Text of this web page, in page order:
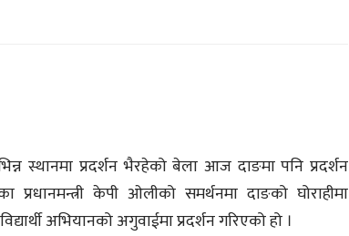
स्थानमा प्रदर्शन भैरहेको बेला आज दाङमा पनि प्रदर्शन
केपी ओलीको समर्थनमा दाङको घोराहीमा
अभियानको अगुवाईमा प्रदर्शन गरिएको हो ।